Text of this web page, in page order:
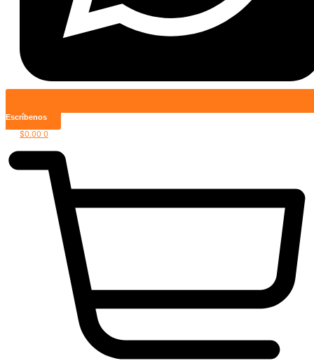
Escríbenos
$0.00 0